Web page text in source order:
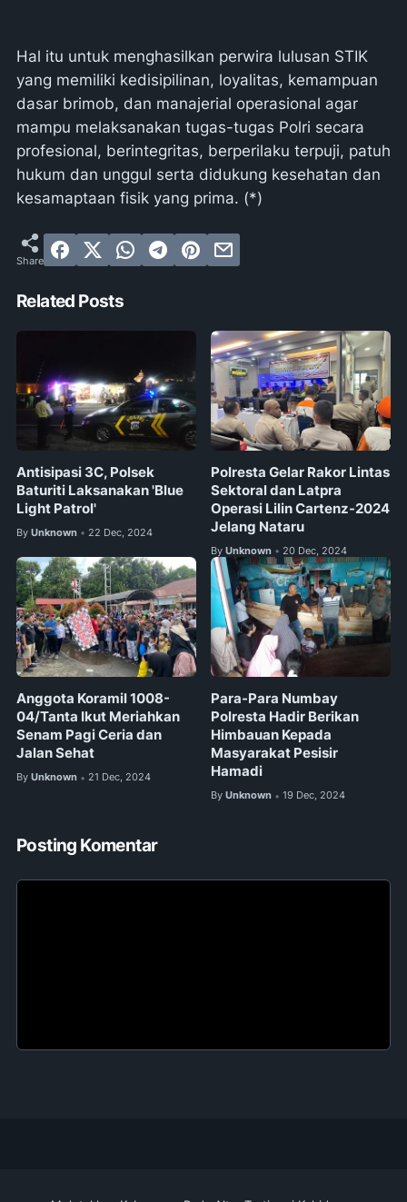
Hal itu untuk menghasilkan perwira lulusan STIK
yang memiliki kedisipilinan, loyalitas, kemampuan
dasar brimob, dan manajerial operasional agar
mampu melaksanakan tugas-tugas Polri secara
profesional, berintegritas, berperilaku terpuji, patuh
hukum dan unggul serta didukung kesehatan dan
kesamaptaan fisik yang prima. (*)
Related Posts
Antisipasi 3C, Polsek
Baturiti Laksanakan 'Blue
Light Patrol'
By Unknown • 22 Dec, 2024
Polresta Gelar Rakor Lintas
Sektoral dan Latpra
Operasi Lilin Cartenz-2024
Jelang Nataru
By Unknown • 20 Dec, 2024
Anggota Koramil 1008-
04/Tanta Ikut Meriahkan
Senam Pagi Ceria dan
Jalan Sehat
By Unknown • 21 Dec, 2024
Para-Para Numbay
Polresta Hadir Berikan
Himbauan Kepada
Masyarakat Pesisir
Hamadi
By Unknown • 19 Dec, 2024
Posting Komentar